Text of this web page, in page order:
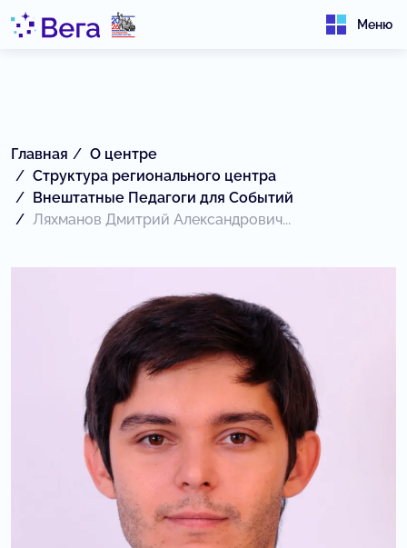
Меню
Главная
О центре
Структура регионального центра
Внештатные Педагоги для Событий
Ляхманов Дмитрий Александрович...